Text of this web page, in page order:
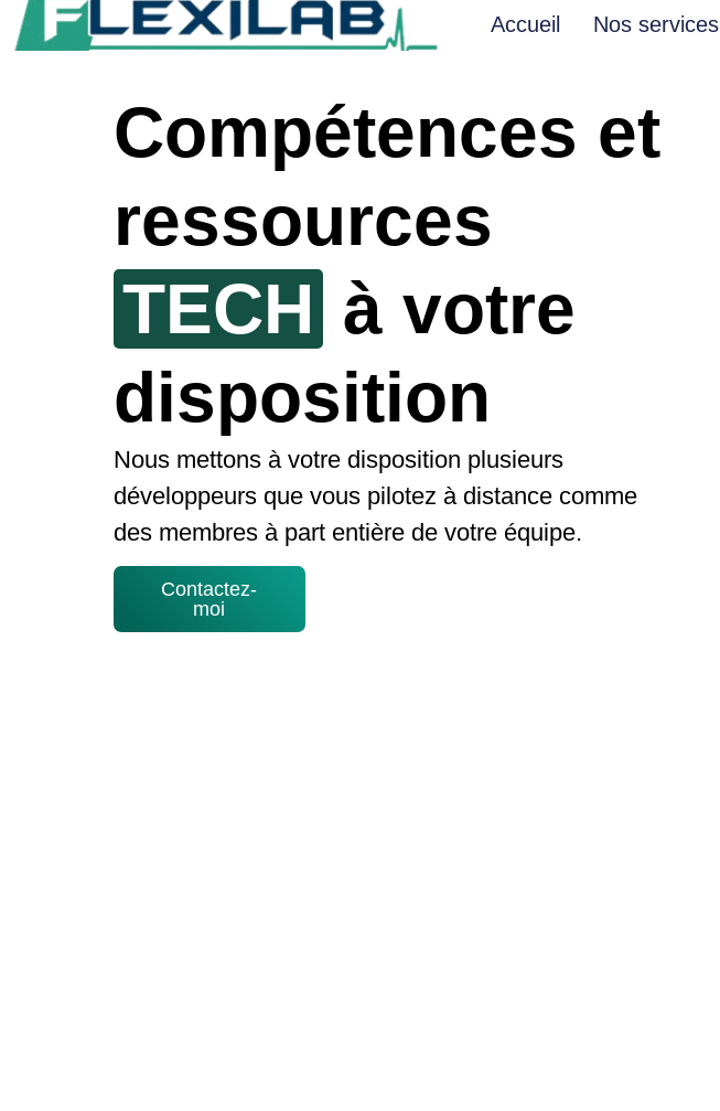
Accueil Nos services
Compétences et
ressources
TECH à votre
disposition
Nous mettons à votre disposition plusieurs
développeurs que vous pilotez à distance comme
des membres à part entière de votre équipe.
Contactez-
moi